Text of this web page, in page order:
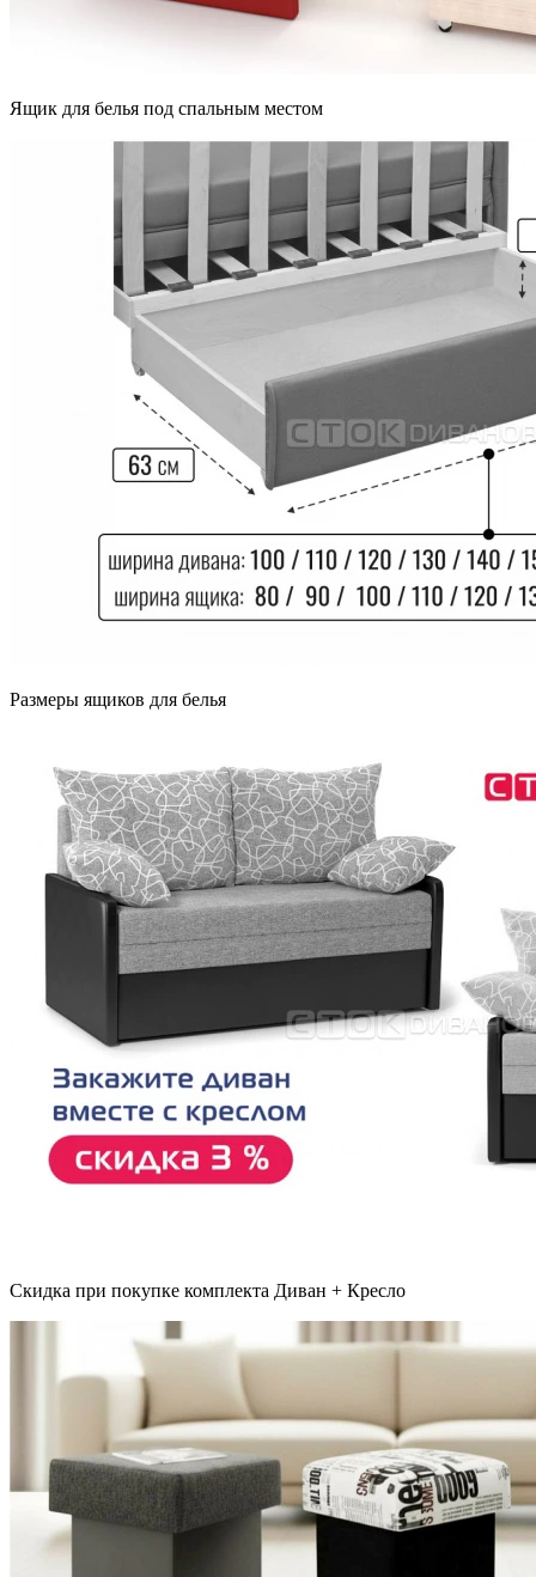
Ящик для белья под спальным местом
Размеры ящиков для белья
Скидка при покупке комплекта Диван + Кресло